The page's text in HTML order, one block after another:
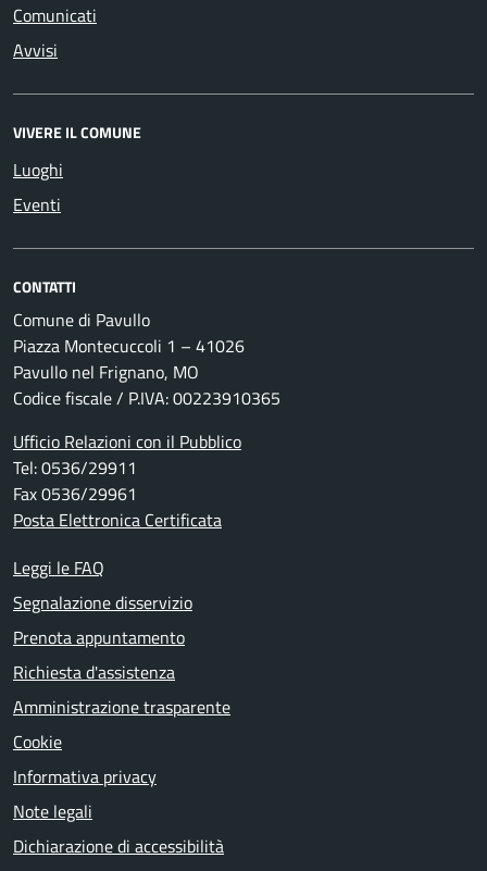
Comunicati
Avvisi
VIVERE IL COMUNE
Luoghi
Eventi
CONTATTI
Comune di Pavullo
Piazza Montecuccoli 1 – 41026
Pavullo nel Frignano, MO
Codice fiscale / P.IVA: 00223910365
Ufficio Relazioni con il Pubblico
Tel: 0536/29911
Fax 0536/29961
Posta Elettronica Certificata
Leggi le FAQ
Segnalazione disservizio
Prenota appuntamento
Richiesta d'assistenza
Amministrazione trasparente
Cookie
Informativa privacy
Note legali
Dichiarazione di accessibilità